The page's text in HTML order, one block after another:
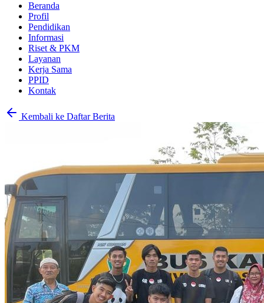
Beranda
Profil
Pendidikan
Informasi
Riset & PKM
Layanan
Kerja Sama
PPID
Kontak
Kembali ke Daftar Berita